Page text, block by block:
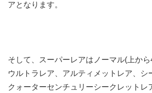
アとなります。
そして、スーパーレアはノーマル(上から
ウルトラレア、アルティメットレア、シ
クォーターセンチュリーシークレットレ